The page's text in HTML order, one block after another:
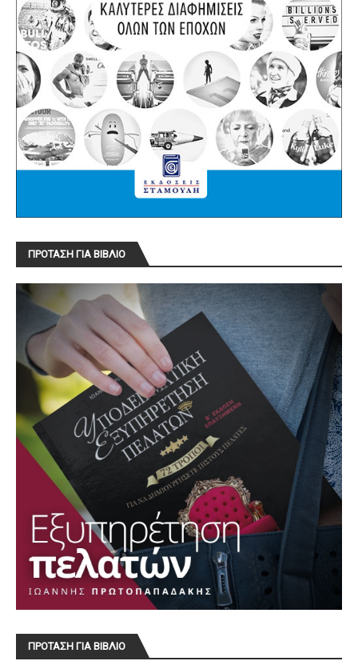
ΠΡΟΤΑΣΗ ΓΙΑ ΒΙΒΛΙΟ
ΠΡΟΤΑΣΗ ΓΙΑ ΒΙΒΛΙΟ